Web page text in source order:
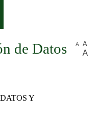
de Datos
Y